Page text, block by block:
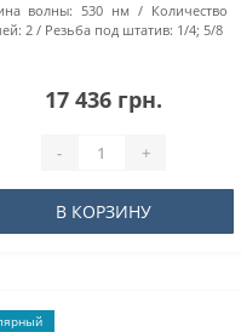
волны: 530 нм
Количество
2 Резьба под штатив: 1/4; 5/8
17 436 грн.
- +
В КОРЗИНУ